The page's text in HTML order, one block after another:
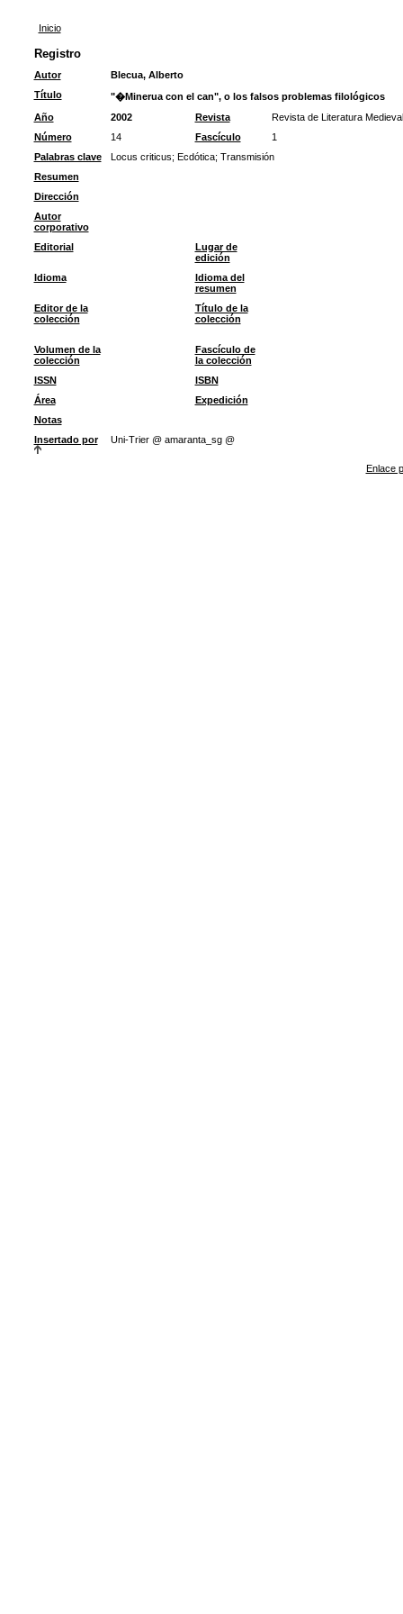
Inicio
Registro
Autor
Blecua, Alberto
Título
"�Minerua con el can", o los falsos problemas filológicos
Año
2002 Revista
Revista de Literatura Medieval
Número
14 Fascículo
1
Palabras clave
Locus criticus; Ecdótica; Transmisión
Resumen
Dirección
Autor
corporativo
Editorial
Lugar de
edición
Idioma
Idioma del
resumen
Editor de la
colección
Título de la
colección
Volumen de la
colección
Fascículo de
la colección
ISSN
ISBN
Área
Expedición
Notas
Insertado por
Uni-Trier @ amaranta_sg @
Enlace